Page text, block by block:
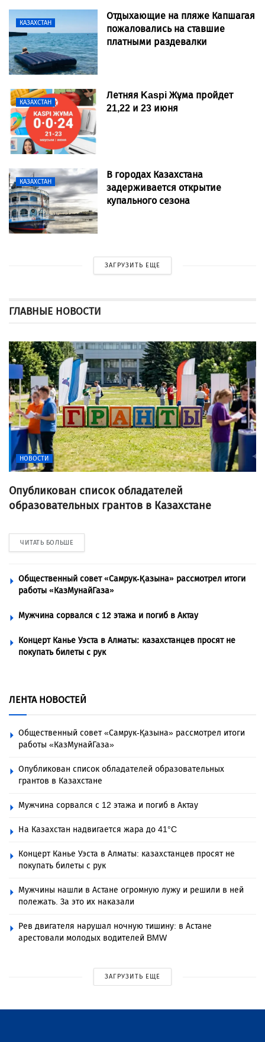
КАЗАХСТАН
Отдыхающие на пляже Капшагая
пожаловались на ставшие
платными раздевалки
КАЗАХСТАН
Летняя Kaspi Жұма пройдет
21,22 и 23 июня
КАЗАХСТАН
В городах Казахстана
задерживается открытие
купального сезона
ЗАГРУЗИТЬ ЕЩЕ
ГЛАВНЫЕ НОВОСТИ
НОВОСТИ
Опубликован список обладателей
образовательных грантов в Казахстане
ЧИТАТЬ БОЛЬШЕ
Общественный совет «Самрук-Қазына» рассмотрел итоги
работы «КазМунайГаза»
Мужчина сорвался с 12 этажа и погиб в Актау
Концерт Канье Уэста в Алматы: казахстанцев просят не
покупать билеты с рук
ЛЕНТА НОВОСТЕЙ
Общественный совет «Самрук-Қазына» рассмотрел итоги
работы «КазМунайГаза»
Опубликован список обладателей образовательных
грантов в Казахстане
Мужчина сорвался с 12 этажа и погиб в Актау
На Казахстан надвигается жара до 41°C
Концерт Канье Уэста в Алматы: казахстанцев просят не
покупать билеты с рук
Мужчины нашли в Астане огромную лужу и решили в ней
полежать. За это их наказали
Рев двигателя нарушал ночную тишину: в Астане
арестовали молодых водителей BMW
ЗАГРУЗИТЬ ЕЩЕ